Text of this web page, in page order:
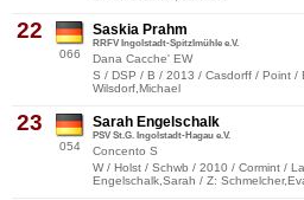
22
066
Saskia Prahm
RRFV Ingolstadt-Spitzlmühle e.V.
Dana Cacche' EW
S / DSP / B / 2013 / Casdorff / Point /
Wilsdorf,Michael
23
054
Sarah Engelschalk
PSV St.G. Ingolstadt-Hagau e.V.
Concento S
W / Holst / Schwb / 2010 / Cormint /
Engelschalk,Sarah / Z: